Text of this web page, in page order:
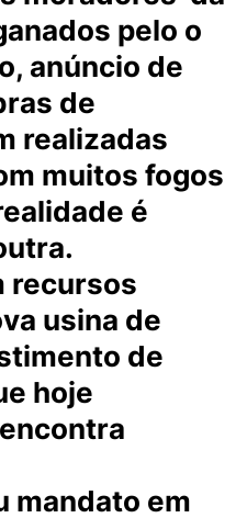
pelo o
anúncio de
de
realizadas
muitos fogos
é
recursos
usina de
de
hoje
mandato em